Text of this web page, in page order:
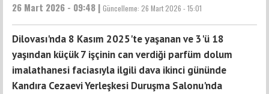
26 Mart 2026 - 09:48 | Güncelleme: 26 Mart 2026 - 15:01
Dilovası'nda 8 Kasım 2025'te yaşanan ve 3'ü 18
yaşından küçük 7 işçinin can verdiği parfüm dolum
imalathanesi faciasıyla ilgili dava ikinci gününde
Kandıra Cezaevi Yerleşkesi Duruşma Salonu'nda